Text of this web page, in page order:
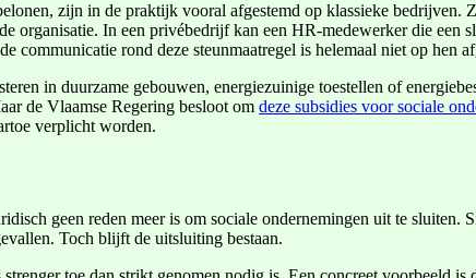
zijn in de praktijk vooral afgestemd op klassieke bedrijven.
organisatie. In een privébedrijf kan een HR-medewerker die
communicatie rond deze steunmaatregel is helemaal niet op hen
in duurzame gebouwen, energiezuinige toestellen of
de Vlaamse Regering besloot om deze subsidies voor sociale
verplicht worden.
geen reden meer is om sociale ondernemingen uit te
Toch blijft de uitsluiting bestaan.